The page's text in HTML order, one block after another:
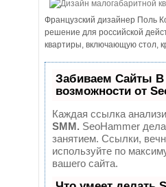
Французский дизайнер Поль
решение для российской
квартиры, включающую стол,
Забиваем Сайты
возможности от
Каждая ссылка
SMM. SeoHammer
занятием. Ссылки,
используйте по
вашего сайта.